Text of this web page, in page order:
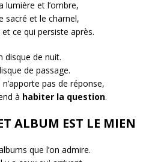
lumière et l’ombre,
sacré et le charnel,
ce qui persiste après.
disque de nuit.
de passage.
pas de réponse,
à habiter la question.
ALBUM EST LE MIEN
que l’on admire.